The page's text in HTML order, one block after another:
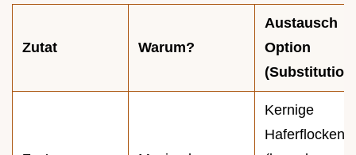
Zutat Warum?
Austausch
Option
Kernige
Haferflocken